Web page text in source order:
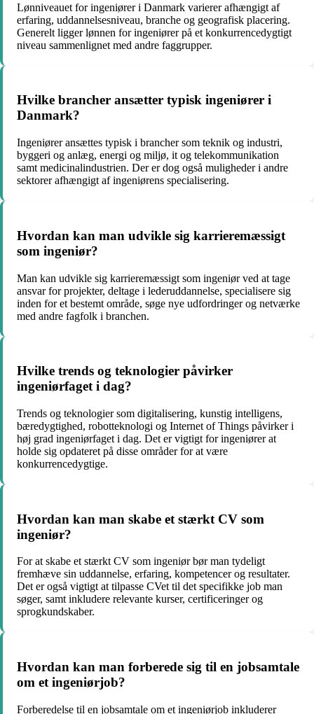
Lønniveauet for ingeniører i Danmark varierer afhængigt af
erfaring, uddannelsesniveau, branche og geografisk placering.
Generelt ligger lønnen for ingeniører på et konkurrencedygtigt
niveau sammenlignet med andre faggrupper.
Hvilke brancher ansætter typisk ingeniører i
Danmark?
Ingeniører ansættes typisk i brancher som teknik og industri,
byggeri og anlæg, energi og miljø, it og telekommunikation
samt medicinalindustrien. Der er dog også muligheder i andre
sektorer afhængigt af ingeniørens specialisering.
Hvordan kan man udvikle sig karrieremæssigt
som ingeniør?
Man kan udvikle sig karrieremæssigt som ingeniør ved at tage
ansvar for projekter, deltage i lederuddannelse, specialisere sig
inden for et bestemt område, søge nye udfordringer og netværke
med andre fagfolk i branchen.
Hvilke trends og teknologier påvirker
ingeniørfaget i dag?
Trends og teknologier som digitalisering, kunstig intelligens,
bæredygtighed, robotteknologi og Internet of Things påvirker i
høj grad ingeniørfaget i dag. Det er vigtigt for ingeniører at
holde sig opdateret på disse områder for at være
konkurrencedygtige.
Hvordan kan man skabe et stærkt CV som
ingeniør?
For at skabe et stærkt CV som ingeniør bør man tydeligt
fremhæve sin uddannelse, erfaring, kompetencer og resultater.
Det er også vigtigt at tilpasse CVet til det specifikke job man
søger, samt inkludere relevante kurser, certificeringer og
sprogkundskaber.
Hvordan kan man forberede sig til en jobsamtale
om et ingeniørjob?
Forberedelse til en jobsamtale om et ingeniørjob inkluderer